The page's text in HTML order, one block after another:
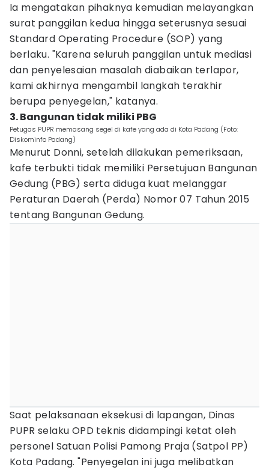
Ia mengatakan pihaknya kemudian melayangkan
surat panggilan kedua hingga seterusnya sesuai
Standard Operating Procedure (SOP) yang
berlaku. "Karena seluruh panggilan untuk mediasi
dan penyelesaian masalah diabaikan terlapor,
kami akhirnya mengambil langkah terakhir
berupa penyegelan," katanya.
3. Bangunan tidak miliki PBG
Petugas PUPR memasang segel di kafe yang ada di Kota Padang (Foto:
Diskominfo Padang)
Menurut Donni, setelah dilakukan pemeriksaan,
kafe terbukti tidak memiliki Persetujuan Bangunan
Gedung (PBG) serta diduga kuat melanggar
Peraturan Daerah (Perda) Nomor 07 Tahun 2015
tentang Bangunan Gedung.
Saat pelaksanaan eksekusi di lapangan, Dinas
PUPR selaku OPD teknis didampingi ketat oleh
personel Satuan Polisi Pamong Praja (Satpol PP)
Kota Padang. "Penyegelan ini juga melibatkan